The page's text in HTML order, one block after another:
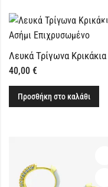
40,00 €
Προσθήκη στο καλάθι